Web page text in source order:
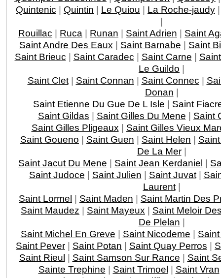
Quintenic | Quintin | Le Quiou | La Roche-jaudy
|
Rouillac | Ruca | Runan | Saint Adrien | Saint
Saint Andre Des Eaux | Saint Barnabe | Saint
Saint Brieuc | Saint Caradec | Saint Carne |
Le Guildo |
Saint Clet| Saint Connan | Saint Connec |
Donan |
Saint Etienne Du Gue De L Isle | Saint
Saint Gildas | Saint Gilles Du Mene | Saint
Saint Gilles Pligeaux | Saint Gilles Vieux
Saint Goueno | Saint Guen | Saint Helen |
De La Mer|
Saint Jacut Du Mene | Saint Jean Kerdaniel |
Saint Judoce | Saint Julien | Saint Juvat|
Laurent|
Saint Lormel | Saint Maden | Saint Martin Des
Saint Maudez | Saint Mayeux | Saint Meloir
De Plelan |
Saint Michel En Greve | Saint Nicodeme |
Saint Pever | Saint Potan | Saint Quay Perros |
Saint Rieul | Saint Samson Sur Rance | Saint
Sainte Trephine | Saint Trimoel | Saint Vran